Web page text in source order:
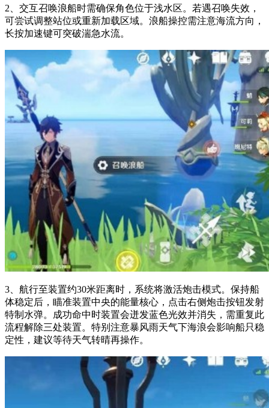
2、交互召唤浪船时需确保角色位于浅水区。若遇召唤失效，
可尝试调整站位或重新加载区域。浪船操控需注意海流方向，
长按加速键可突破湍急水流。
3、航行至装置约30米距离时，系统将激活炮击模式。保持船
体稳定后，瞄准装置中央的能量核心，点击右侧炮击按钮发射
特制水弹。成功命中时装置会迸发蓝色光效并消失，需重复此
流程解除三处装置。特别注意暴风雨天气下海浪会影响船只稳
定性，建议等待天气转晴再操作。